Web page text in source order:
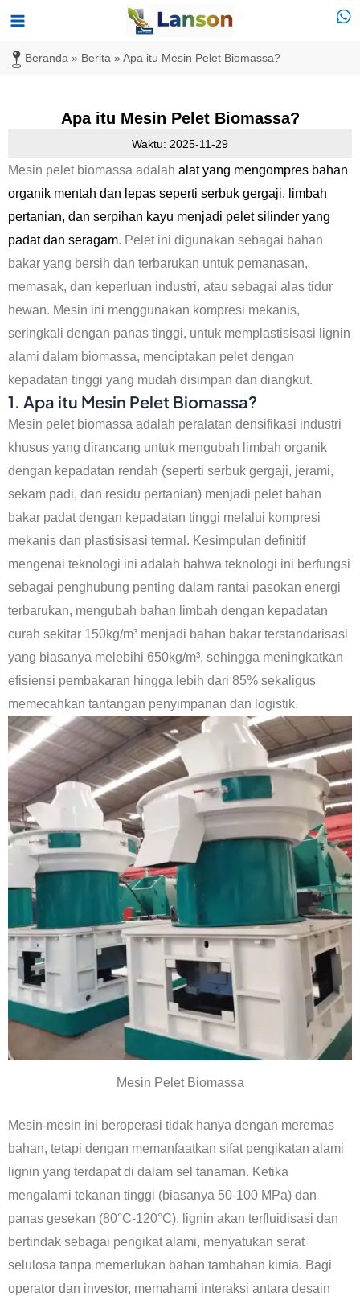
Lewati
konten
Menu
Utama
Beranda » Berita » Apa itu Mesin Pelet Biomassa?
Apa itu Mesin Pelet Biomassa?
Waktu: 2025-11-29
Mesin pelet biomassa adalah alat yang mengompres bahan
organik mentah dan lepas seperti serbuk gergaji, limbah
pertanian, dan serpihan kayu menjadi pelet silinder yang
padat dan seragam. Pelet ini digunakan sebagai bahan
bakar yang bersih dan terbarukan untuk pemanasan,
memasak, dan keperluan industri, atau sebagai alas tidur
hewan. Mesin ini menggunakan kompresi mekanis,
seringkali dengan panas tinggi, untuk memplastisisasi lignin
alami dalam biomassa, menciptakan pelet dengan
kepadatan tinggi yang mudah disimpan dan diangkut.
1. Apa itu Mesin Pelet Biomassa?
Mesin pelet biomassa adalah peralatan densifikasi industri
khusus yang dirancang untuk mengubah limbah organik
dengan kepadatan rendah (seperti serbuk gergaji, jerami,
sekam padi, dan residu pertanian) menjadi pelet bahan
bakar padat dengan kepadatan tinggi melalui kompresi
mekanis dan plastisisasi termal. Kesimpulan definitif
mengenai teknologi ini adalah bahwa teknologi ini berfungsi
sebagai penghubung penting dalam rantai pasokan energi
terbarukan, mengubah bahan limbah dengan kepadatan
curah sekitar 150kg/m³ menjadi bahan bakar terstandarisasi
yang biasanya melebihi 650kg/m³, sehingga meningkatkan
efisiensi pembakaran hingga lebih dari 85% sekaligus
memecahkan tantangan penyimpanan dan logistik.
Mesin Pelet Biomassa
Mesin-mesin ini beroperasi tidak hanya dengan meremas
bahan, tetapi dengan memanfaatkan sifat pengikatan alami
lignin yang terdapat di dalam sel tanaman. Ketika
mengalami tekanan tinggi (biasanya 50-100 MPa) dan
panas gesekan (80°C-120°C), lignin akan terfluidisasi dan
bertindak sebagai pengikat alami, menyatukan serat
selulosa tanpa memerlukan bahan tambahan kimia. Bagi
operator dan investor, memahami interaksi antara desain